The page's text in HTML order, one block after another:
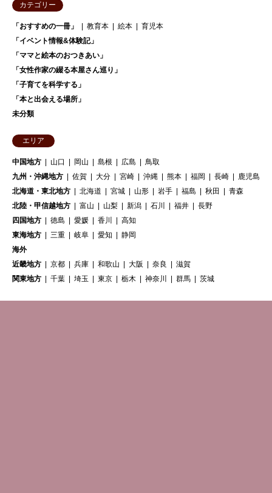
カテゴリー
「おすすめの一冊」 教育本 絵本
育児本
「イベント情報&体験記」
「ママと絵本のおつきあい」
「女性作家の綴る本屋さん巡り」
「子育てを科学する」
「本と出会える場所」
未分類
エリア
中国地方 山口 岡山 島根 広島
鳥取
九州・沖縄地方
佐賀 大分 宮崎 沖縄 熊本 福岡 長崎
鹿児島
北海道・東北地方
北海道 宮城 山形 岩手 福島 秋田
青森
北陸・甲信越地方
富山 山梨 新潟 石川 福井
長野
四国地方
徳島 愛媛 香川
高知
東海地方
三重 岐阜 愛知
静岡
海外
近畿地方
京都 兵庫 和歌山 大阪 奈良
滋賀
関東地方
千葉 埼玉 東京 栃木 神奈川 群馬 茨城